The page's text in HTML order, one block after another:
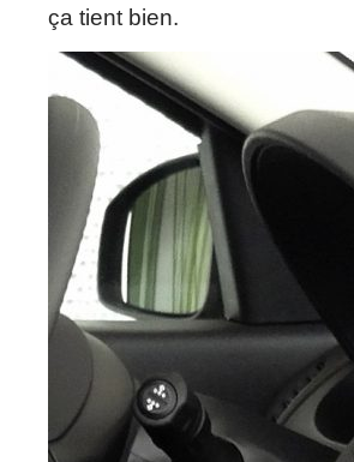
ça tient bien.